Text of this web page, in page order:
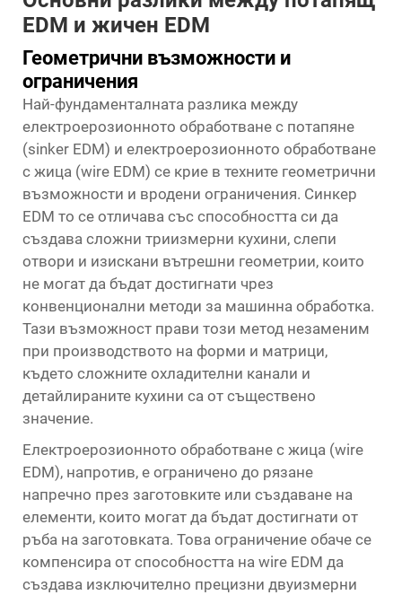
EDM и жичен EDM
Геометрични възможности и
ограничения
Най-фундаменталната разлика между
електроерозионното обработване с потапяне
(sinker EDM) и електроерозионното обработване
с жица (wire EDM) се крие в техните геометрични
възможности и вродени ограничения. Синкер
EDM то се отличава със способността си да
създава сложни триизмерни кухини, слепи
отвори и изискани вътрешни геометрии, които
не могат да бъдат достигнати чрез
конвенционални методи за машинна обработка.
Тази възможност прави този метод незаменим
при производството на форми и матрици,
където сложните охладителни канали и
детайлираните кухини са от съществено
значение.
Електроерозионното обработване с жица (wire
EDM), напротив, е ограничено до рязане
напречно през заготовките или създаване на
елементи, които могат да бъдат достигнати от
ръба на заготовката. Това ограничение обаче се
компенсира от способността на wire EDM да
създава изключително прецизни двуизмерни